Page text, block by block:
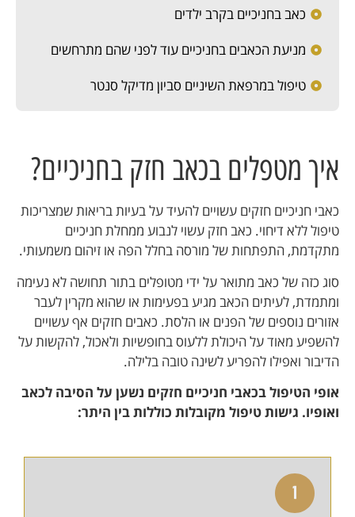
כאב בחניכיים בקרב ילדים
מניעת הכאבים בחניכיים עוד לפני שהם מתרחשים
טיפול במרפאת השיניים סביון מדיקל סנטר
איך מטפלים בכאב חזק בחניכיים?
כאבי חניכיים חזקים עשויים להעיד על בעיות בריאות שמצריכות
טיפול ללא דיחוי. כאב חזק עשוי לנבוע ממחלת חניכיים
מתקדמת, התפתחות של מורסה בחלל הפה או זיהום משמעותי.
סוג כזה של כאב מתואר על ידי מטופלים בתור תחושה לא נעימה
ומתמדת, לעיתים הכאב מגיע בפעימות או שהוא מקרין לעבר
אזורים נוספים של הפנים או הלסת. כאבים חזקים אף עשויים
להשפיע מאוד על היכולת ללעוס בחופשיות ולאכול, להקשות על
הדיבור ואפילו להפריע לשינה טובה בלילה.
אופי הטיפול בכאבי חניכיים חזקים נשען על הסיבה לכאב
ואופיו. גישות טיפול מקובלות כוללות בין היתר: